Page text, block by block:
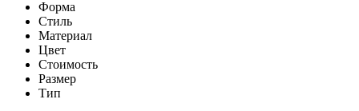
Форма
Стиль
Материал
Цвет
Стоимость
Размер
Тип